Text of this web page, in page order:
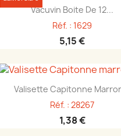
Aperçu rapide
Vacuvin Boite De 12...
Réf. : 1629
5,15 €
Aperçu rapide
Valisette Capitonne
Réf. : 28267
1,38 €